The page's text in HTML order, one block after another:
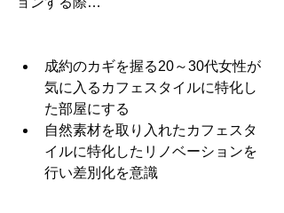
成約のカギを握る20～30代女性が
気に入るカフェスタイルに特化し
た部屋にする
自然素材を取り入れたカフェスタ
イルに特化したリノベーションを
行い差別化を意識